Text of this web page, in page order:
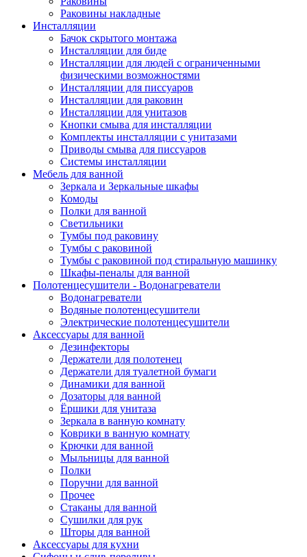
Раковины накладные
Инсталляции
Бачок скрытого монтажа
Инсталляции для биде
Инсталляции для людей с ограниченными
физическими возможностями
Инсталляции для писсуаров
Инсталляции для раковин
Инсталляции для унитазов
Кнопки смыва для инсталляции
Комплекты инсталляции с унитазами
Приводы смыва для писсуаров
Системы инсталляции
Мебель для ванной
Зеркала и Зеркальные шкафы
Комоды
Полки для ванной
Светильники
Тумбы под раковину
Тумбы с раковиной
Тумбы с раковиной под стиральную машинку
Шкафы-пеналы для ванной
Полотенцесушители - Водонагреватели
Водонагреватели
Водяные полотенцесушители
Электрические полотенцесушители
Аксессуары для ванной
Дезинфекторы
Держатели для полотенец
Держатели для туалетной бумаги
Динамики для ванной
Дозаторы для ванной
Ёршики для унитаза
Зеркала в ванную комнату
Коврики в ванную комнату
Крючки для ванной
Мыльницы для ванной
Полки
Поручни для ванной
Прочее
Стаканы для ванной
Сушилки для рук
Шторы для ванной
Аксессуары для кухни